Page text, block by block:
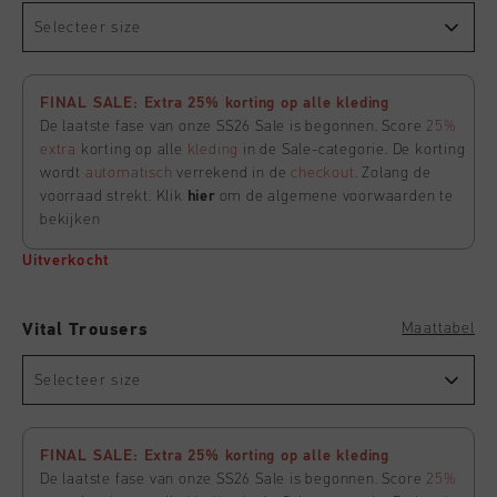
Selecteer size
FINAL SALE: Extra 25% korting op alle kleding
De laatste fase van onze SS26 Sale is begonnen. Score 25%
extra korting op alle kleding in de Sale-categorie. De korting
wordt automatisch verrekend in decheckout . Zolang de
voorraad strekt. Klik hier om de algemene voorwaarden te
bekijken
Uitverkocht
Vital Trousers Maattabel
Selecteer size
FINAL SALE: Extra 25% korting op alle kleding
De laatste fase van onze SS26 Sale is begonnen. Score 25%